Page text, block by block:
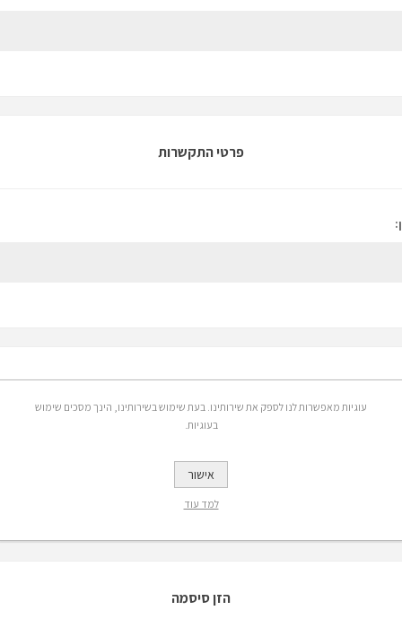
פרטי התקשרות
אפשרויות
אימייל:
לקבלת הנחות, מבצעים ומידע על פריטים חדשים באתר
הזן סיסמה
עוגיות מאפשרות לנו לספק את שירותינו. בעת שימוש בשירותינו, הינך מסכים שימוש
בעוגיות.
אישור
למד עוד